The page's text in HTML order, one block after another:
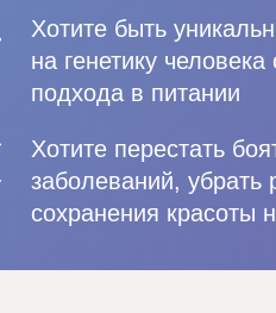
Хотите быть
на генетику
подхода в питании
Хотите перестать
заболеваний, убрать
сохранения красоты